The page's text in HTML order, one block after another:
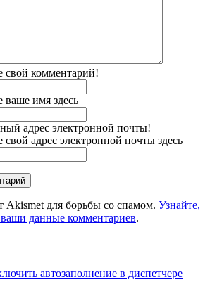
свой комментарий!
ваше имя здесь
адрес электронной почты!
адрес электронной почты здесь
Akismet для борьбы со спамом. Узнайте,
данные комментариев.